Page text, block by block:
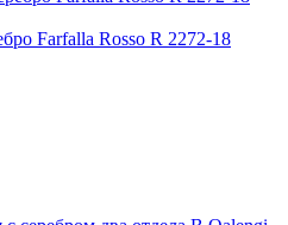
Farfalla Rosso R 2272-18